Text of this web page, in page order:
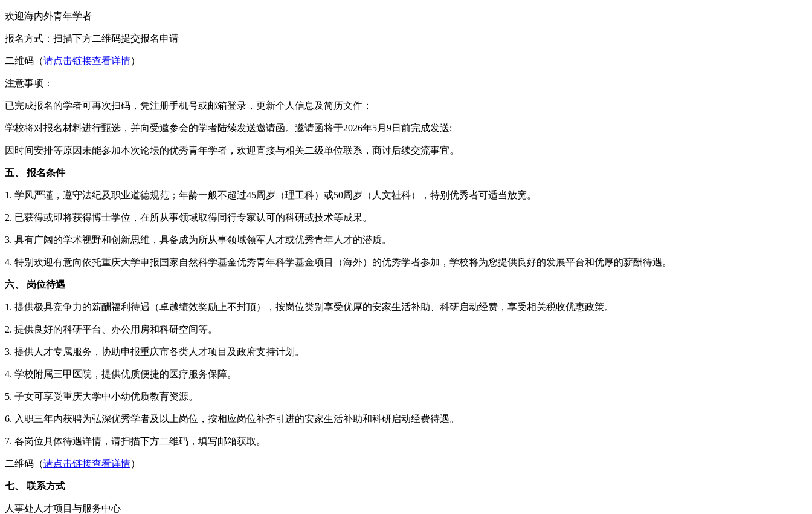
欢迎海内外青年学者
报名方式：扫描下方二维码提交报名申请
二维码（请点击链接查看详情）
注意事项：
已完成报名的学者可再次扫码，凭注册手机号或邮箱登录，更新个人信息及简历文件；
学校将对报名材料进行甄选，并向受邀参会的学者陆续发送邀请函。邀请函将于2026年5月9日前完成发送;
因时间安排等原因未能参加本次论坛的优秀青年学者，欢迎直接与相关二级单位联系，商讨后续交流事宜。
五、 报名条件
1. 学风严谨，遵守法纪及职业道德规范；年龄一般不超过45周岁（理工科）或50周岁（人文社科），特别优秀者可适当放宽。
2. 已获得或即将获得博士学位，在所从事领域取得同行专家认可的科研或技术等成果。
3. 具有广阔的学术视野和创新思维，具备成为所从事领域领军人才或优秀青年人才的潜质。
4. 特别欢迎有意向依托重庆大学申报国家自然科学基金优秀青年科学基金项目（海外）的优秀学者参加，学校将为您提供良好的发展平台和优厚的薪酬待遇。
六、 岗位待遇
1. 提供极具竞争力的薪酬福利待遇（卓越绩效奖励上不封顶），按岗位类别享受优厚的安家生活补助、科研启动经费，享受相关税收优惠政策。
2. 提供良好的科研平台、办公用房和科研空间等。
3. 提供人才专属服务，协助申报重庆市各类人才项目及政府支持计划。
4. 学校附属三甲医院，提供优质便捷的医疗服务保障。
5. 子女可享受重庆大学中小幼优质教育资源。
6. 入职三年内获聘为弘深优秀学者及以上岗位，按相应岗位补齐引进的安家生活补助和科研启动经费待遇。
7. 各岗位具体待遇详情，请扫描下方二维码，填写邮箱获取。
二维码（请点击链接查看详情）
七、 联系方式
人事处人才项目与服务中心